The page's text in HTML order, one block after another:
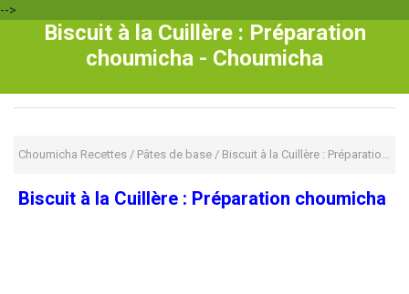
-->
Biscuit à la Cuillère : Préparation
choumicha - Choumicha
Choumicha Recettes / Pâtes de base / Biscuit à la Cuillère : Préparation choumicha
Biscuit à la Cuillère : Préparation choumicha